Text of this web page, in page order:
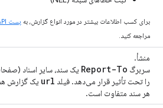
برای کسب اطلاعات بیشتر در مورد انواع گزارش، به پست Reporting API
مراجعه کنید.
منشأ.
سربرگ Report-To یک سند، سایر اسناد
را تحت تأثیر قرار می‌دهد. فیلد url یک گزارش
هر سند متفاوت است.